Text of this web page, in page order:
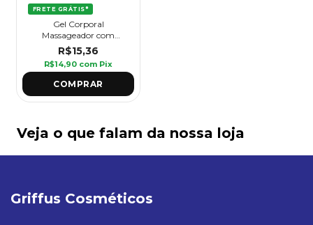
FRETE GRÁTIS*
Gel Corporal
Massageador com
Arnica Roll-On 220 g -
Griffus
R$15,36
R$14,90 com Pix
Veja o que falam da nossa loja
Griffus Cosméticos